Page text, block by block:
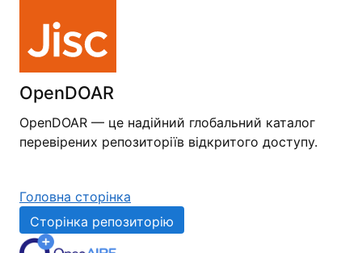
OpenDOAR
OpenDOAR — це надійний глобальний каталог
перевірених репозиторіїв відкритого доступу.
Головна сторінка
Сторінка репозиторію